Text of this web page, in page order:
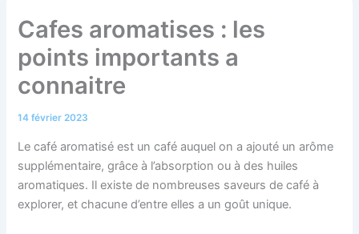
Cafes aromatises : les
points importants a
connaitre
14 février 2023
Le café aromatisé est un café auquel on a ajouté un arôme
supplémentaire, grâce à l’absorption ou à des huiles
aromatiques. Il existe de nombreuses saveurs de café à
explorer, et chacune d’entre elles a un goût unique.